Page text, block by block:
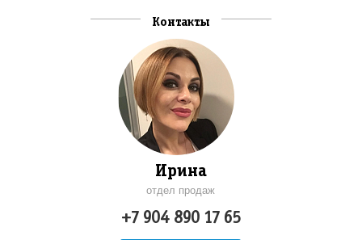
Контакты
Ирина
отдел продаж
+7 904 890 17 65